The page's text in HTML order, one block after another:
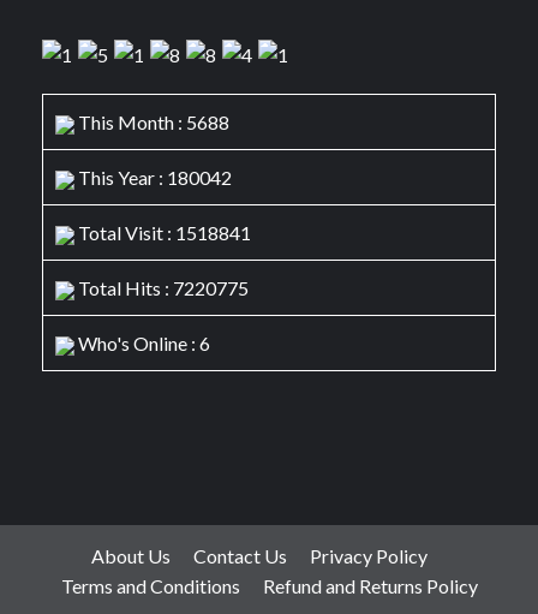
This Month : 5688
This Year : 180042
Total Visit : 1518841
Total Hits : 7220775
Who's Online : 6
About Us Contact Us
Privacy Policy
Terms and Conditions
Refund and Returns Policy